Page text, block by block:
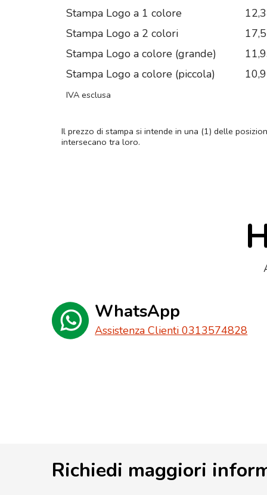
Stampa Logo a 1 colore
Stampa Logo a 2 colori
Stampa Logo a colore (grande)
Stampa Logo a colore (piccola)
IVA esclusa
Il prezzo di stampa si intende in una (1) delle
intersecano tra loro.
WhatsApp
Assistenza Clienti 0313574828
Richiedi maggiori